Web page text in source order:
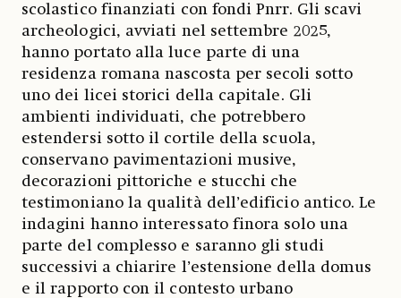
scolastico finanziati con fondi Pnrr. Gli scavi
archeologici, avviati nel settembre 2025,
hanno portato alla luce parte di una
residenza romana nascosta per secoli sotto
uno dei licei storici della capitale. Gli
ambienti individuati, che potrebbero
estendersi sotto il cortile della scuola,
conservano pavimentazioni musive,
decorazioni pittoriche e stucchi che
testimoniano la qualità dell’edificio antico. Le
indagini hanno interessato finora solo una
parte del complesso e saranno gli studi
successivi a chiarire l’estensione della domus
e il rapporto con il contesto urbano